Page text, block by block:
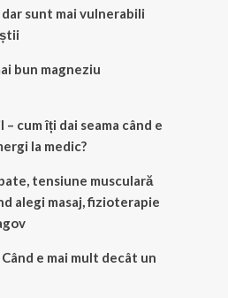
sunt mai vulnerabili
bun magneziu
cum îți dai seama când e
la medic?
tensiune musculară
alegi masaj, fizioterapie
e mai mult decât un